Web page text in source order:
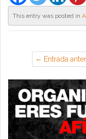
This entry was posted in
Entrada